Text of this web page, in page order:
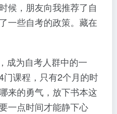
候，朋友向我推荐了自
一些自考的政策。藏在
成为自考人群中的一
门课程，只有2个月的时
来的勇气，放下书本这
一点时间才能静下心